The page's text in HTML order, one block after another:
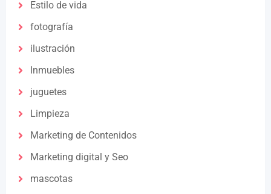
Estilo de vida
fotografía
ilustración
Inmuebles
juguetes
Limpieza
Marketing de Contenidos
Marketing digital y Seo
mascotas